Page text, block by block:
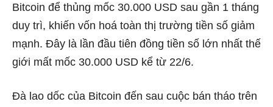
Bitcoin để thủng mốc 30.000 USD sau gần 1 tháng
duy trì, khiến vốn hoá toàn thị trường tiền số giảm
mạnh. Đây là lần đầu tiên đồng tiền số lớn nhất thế
giới mất mốc 30.000 USD kể từ 22/6.
Đà lao dốc của Bitcoin đến sau cuộc bán tháo trên